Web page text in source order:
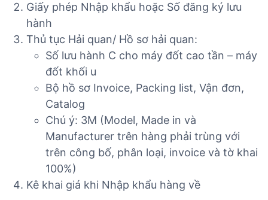
Giấy phép Nhập khẩu hoặc Số đăng ký lưu
hành
Thủ tục Hải quan/ Hồ sơ hải quan:
Số lưu hành C cho máy đốt cao tần – máy
đốt khối u
Bộ hồ sơ Invoice, Packing list, Vận đơn,
Catalog
Chú ý: 3M (Model, Made in và
Manufacturer trên hàng phải trùng với
trên công bố, phân loại, invoice và tờ khai
100%)
Kê khai giá khi Nhập khẩu hàng về